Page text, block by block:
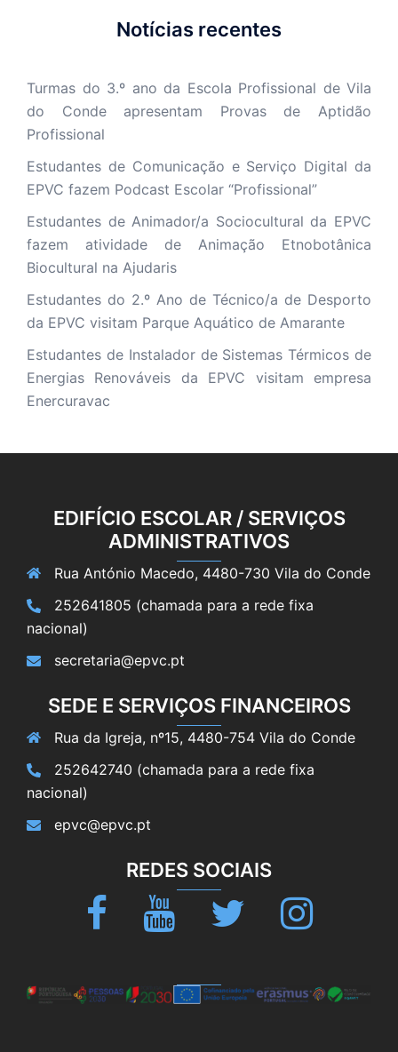
Notícias recentes
Turmas do 3.º ano da Escola Profissional de Vila
do Conde apresentam Provas de Aptidão
Profissional
Estudantes de Comunicação e Serviço Digital da
EPVC fazem Podcast Escolar “Profissional”
Estudantes de Animador/a Sociocultural da EPVC
fazem atividade de Animação Etnobotânica
Biocultural na Ajudaris
Estudantes do 2.º Ano de Técnico/a de Desporto
da EPVC visitam Parque Aquático de Amarante
Estudantes de Instalador de Sistemas Térmicos de
Energias Renováveis da EPVC visitam empresa
Enercuravac
EDIFÍCIO ESCOLAR / SERVIÇOS
ADMINISTRATIVOS
Rua António Macedo, 4480-730 Vila do Conde
252641805 (chamada para a rede fixa
nacional)
secretaria@epvc.pt
SEDE E SERVIÇOS FINANCEIROS
Rua da Igreja, nº15, 4480-754 Vila do Conde
252642740 (chamada para a rede fixa
nacional)
epvc@epvc.pt
REDES SOCIAIS
Facebook Youtube Twitter Instagram